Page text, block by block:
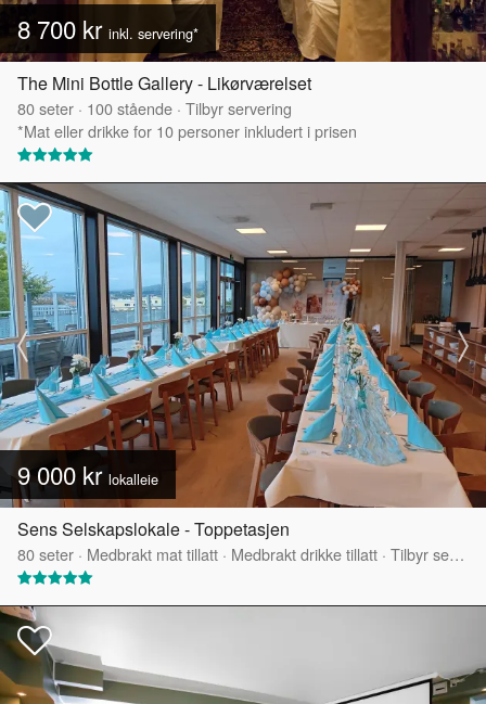
8 700 kr inkl. servering*
The Mini Bottle Gallery - Likørværelset
80seter · 100stående · Tilbyr servering
*Mat eller drikke for 10 personer inkludert i prisen
9 000 kr lokalleie
Sens Selskapslokale - Toppetasjen
80seter · Medbrakt mat tillatt · Medbrakt drikke tillatt · Tilbyr servering